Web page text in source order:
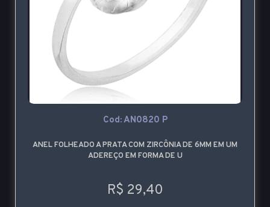
Cod: AN0820 P
ANEL FOLHEADO A PRATA COM ZIRCÔNIA DE 6MM EM UM
ADEREÇO EM FORMA DE U
R$ 29,40